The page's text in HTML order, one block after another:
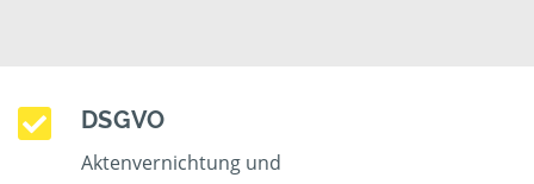
DSGVO
Aktenvernichtung und